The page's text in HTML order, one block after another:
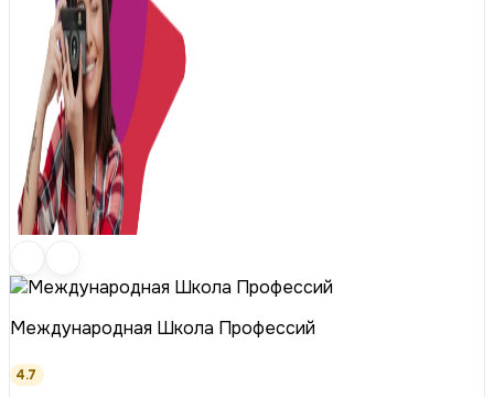
Международная Школа Профессий
4.7